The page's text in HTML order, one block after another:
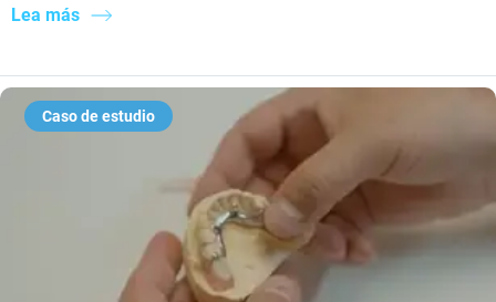
Lea más
Caso de estudio